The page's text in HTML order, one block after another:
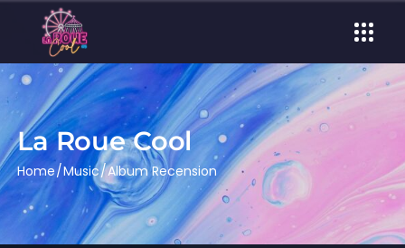
La Roue Cool
Home Music Album Recension